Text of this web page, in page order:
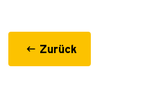
Zurück